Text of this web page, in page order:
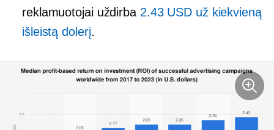
reklamuotojai uždirba 2.43 USD už kiekvieną
išleistą dolerį.